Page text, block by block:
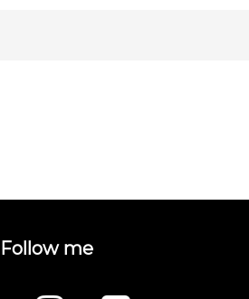
Follow me